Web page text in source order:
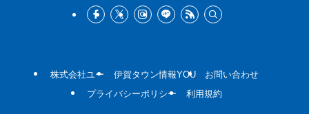
株式会社ユー 伊賀タウン情報YOU
お問い合わせ
プライバシーポリシー
利用規約